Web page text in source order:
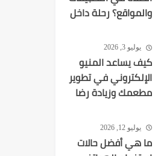
والمواقع؟ رحلة داخل
يوليو 3, 2026
كيف يساعد المنيو
الإلكتروني في تطوير
مطعمك وزيادة رضا
يوليو 12, 2026
ما هي أفضل حالات